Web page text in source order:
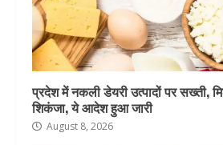
प्रदेश में नकली डेयरी उत्पादों पर सख्ती,
शिकंजा, ये आदेश हुआ जारी
August 8, 2026